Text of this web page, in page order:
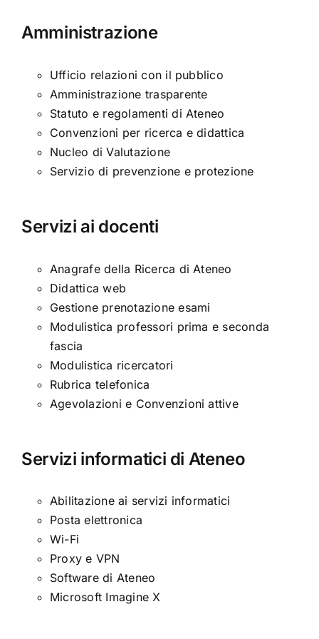
Amministrazione
Ufficio relazioni con il pubblico
Amministrazione trasparente
Statuto e regolamenti di Ateneo
Convenzioni per ricerca e didattica
Nucleo di Valutazione
Servizio di prevenzione e protezione
Servizi ai docenti
Anagrafe della Ricerca di Ateneo
Didattica web
Gestione prenotazione esami
Modulistica professori prima e seconda
fascia
Modulistica ricercatori
Rubrica telefonica
Agevolazioni e Convenzioni attive
Servizi informatici di Ateneo
Abilitazione ai servizi informatici
Posta elettronica
Wi-Fi
Proxy e VPN
Software di Ateneo
Microsoft Imagine X